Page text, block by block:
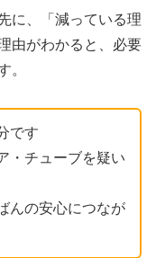
に、「減っている理
由がわかると、必要
。
です
・チューブを疑い
んの安心につなが